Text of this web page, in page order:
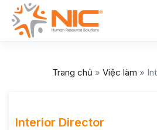
Trang chủ » Việc làm »
Interior Director